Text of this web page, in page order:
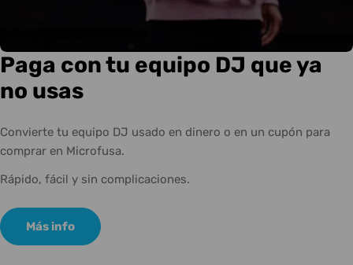
Paga con tu equipo DJ que ya
no usas
Convierte tu equipo DJ usado en dinero o en un cupón para
comprar en Microfusa.
Rápido, fácil y sin complicaciones.
Más info